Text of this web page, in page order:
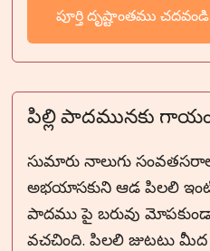
పూర్తి దృష్టాంతము చదవండి
పిల్లి పాదమునకు
సుమారు నాలుగు
అభయాసకుని ఆడ పిలలి
పాదము పై బరువు
వచచింది. పిలలి జుటటు మీద